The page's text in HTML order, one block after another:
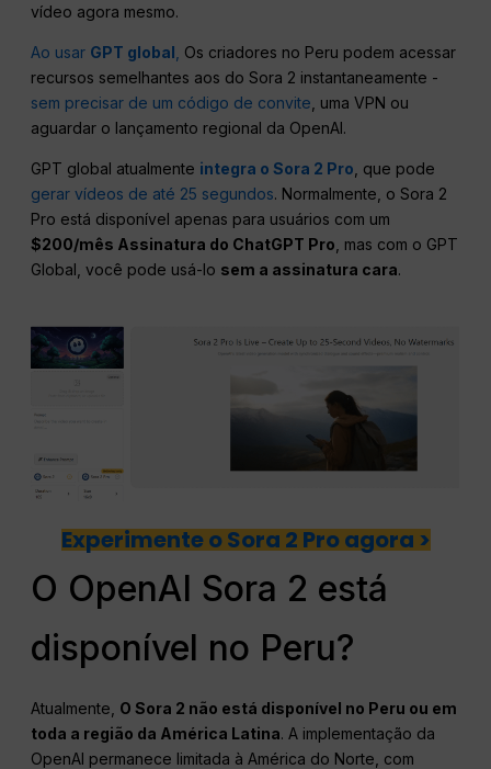
vídeo agora mesmo.
Ao usar GPT global Os criadores no Peru podem acessar
recursos semelhantes aos do Sora 2 instantaneamente -
sem precisar de um código de convite , uma VPN ou
aguardar o lançamento regional da OpenAI.
GPT global atualmente integra o Sora 2 Pro, que pode
gerar vídeos de até 25 segundos. Normalmente, o Sora 2
Pro está disponível apenas para usuários com um
$200/mês Assinatura do ChatGPT Pro, mas com o GPT
Global, você pode usá-lo sem a assinatura cara.
Experimente o Sora 2 Pro agora >
O OpenAI Sora 2 está
disponível no Peru?
Atualmente, O Sora 2 não está disponível no Peru ou em
toda a região da América Latina. A implementação da
OpenAI permanece limitada à América do Norte, com